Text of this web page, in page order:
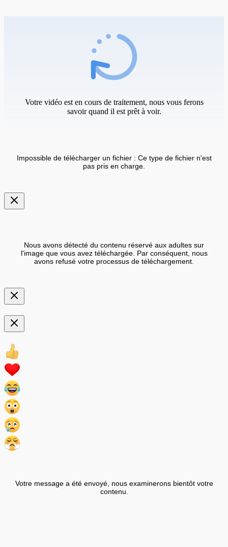
Votre vidéo est en cours de traitement, nous vous ferons
savoir quand il est prêt à voir.
Impossible de télécharger un fichier : Ce type de fichier n'est
pas pris en charge.
Nous avons détecté du contenu réservé aux adultes sur
l'image que vous avez téléchargée. Par conséquent, nous
avons refusé votre processus de téléchargement.
Votre message a été envoyé, nous examinerons bientôt votre
contenu.